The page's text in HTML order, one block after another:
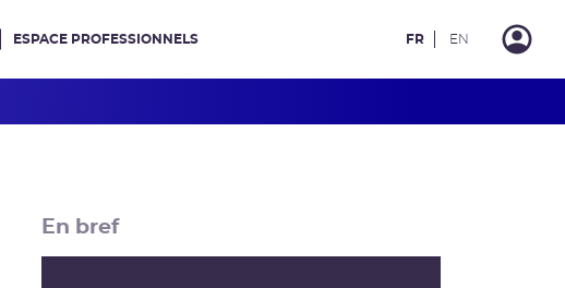
ESPACE PROFESSIONNELS FR EN
En bref